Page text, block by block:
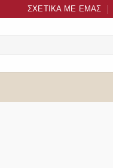
ΣΧΕΤΙΚΆ ΜΕ ΕΜΆΣ